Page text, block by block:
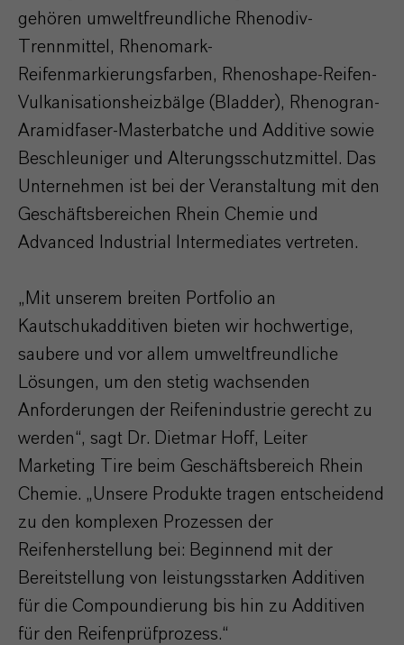
gehören umweltfreundliche Rhenodiv-
Trennmittel, Rhenomark-
Reifenmarkierungsfarben, Rhenoshape-Reifen-
Vulkanisationsheizbälge (Bladder), Rhenogran-
Aramidfaser-Masterbatche und Additive sowie
Beschleuniger und Alterungsschutzmittel. Das
Unternehmen ist bei der Veranstaltung mit den
Geschäftsbereichen Rhein Chemie und
Advanced Industrial Intermediates vertreten.
„Mit unserem breiten Portfolio an
Kautschukadditiven bieten wir hochwertige,
saubere und vor allem umweltfreundliche
Lösungen, um den stetig wachsenden
Anforderungen der Reifenindustrie gerecht zu
werden“, sagt Dr. Dietmar Hoff, Leiter
Marketing Tire beim Geschäftsbereich Rhein
Chemie. „Unsere Produkte tragen entscheidend
zu den komplexen Prozessen der
Reifenherstellung bei: Beginnend mit der
Bereitstellung von leistungsstarken Additiven
für die Compoundierung bis hin zu Additiven
für den Reifenprüfprozess.“